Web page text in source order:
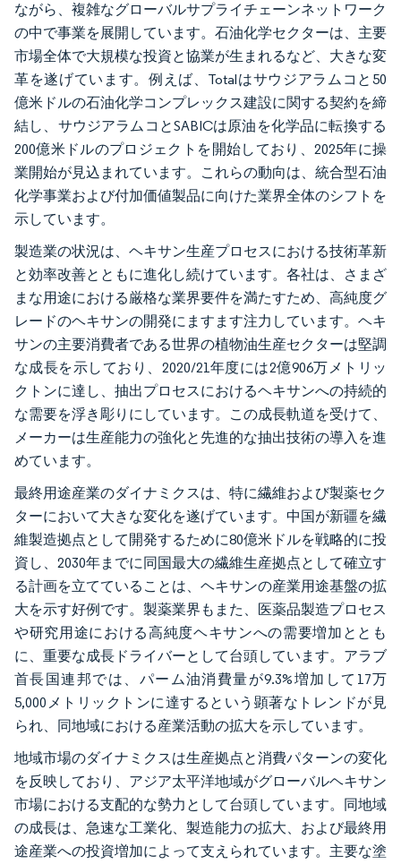
ながら、複雑なグローバルサプライチェーンネットワーク
の中で事業を展開しています。石油化学セクターは、主要
市場全体で大規模な投資と協業が生まれるなど、大きな変
革を遂げています。例えば、Totalはサウジアラムコと50
億米ドルの石油化学コンプレックス建設に関する契約を締
結し、サウジアラムコとSABICは原油を化学品に転換する
200億米ドルのプロジェクトを開始しており、2025年に操
業開始が見込まれています。これらの動向は、統合型石油
化学事業および付加価値製品に向けた業界全体のシフトを
示しています。
製造業の状況は、ヘキサン生産プロセスにおける技術革新
と効率改善とともに進化し続けています。各社は、さまざ
まな用途における厳格な業界要件を満たすため、高純度グ
レードのヘキサンの開発にますます注力しています。ヘキ
サンの主要消費者である世界の植物油生産セクターは堅調
な成長を示しており、2020/21年度には2億906万メトリッ
クトンに達し、抽出プロセスにおけるヘキサンへの持続的
な需要を浮き彫りにしています。この成長軌道を受けて、
メーカーは生産能力の強化と先進的な抽出技術の導入を進
めています。
最終用途産業のダイナミクスは、特に繊維および製薬セク
ターにおいて大きな変化を遂げています。中国が新疆を繊
維製造拠点として開発するために80億米ドルを戦略的に投
資し、2030年までに同国最大の繊維生産拠点として確立す
る計画を立てていることは、ヘキサンの産業用途基盤の拡
大を示す好例です。製薬業界もまた、医薬品製造プロセス
や研究用途における高純度ヘキサンへの需要増加ととも
に、重要な成長ドライバーとして台頭しています。アラブ
首長国連邦では、パーム油消費量が9.3%増加して17万
5,000メトリックトンに達するという顕著なトレンドが見
られ、同地域における産業活動の拡大を示しています。
地域市場のダイナミクスは生産拠点と消費パターンの変化
を反映しており、アジア太平洋地域がグローバルヘキサン
市場における支配的な勢力として台頭しています。同地域
の成長は、急速な工業化、製造能力の拡大、および最終用
途産業への投資増加によって支えられています。主要な塗